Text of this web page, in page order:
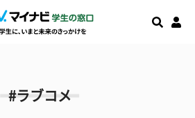
#ラブコメ